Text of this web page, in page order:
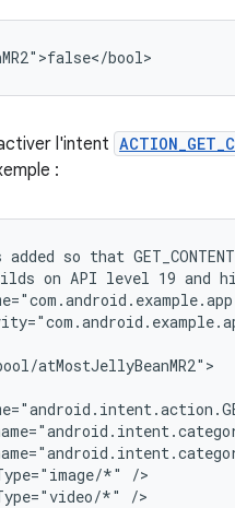
bool>
l'intent
:
added so that GET_CONTENT
on API level 19 and
*"
*"